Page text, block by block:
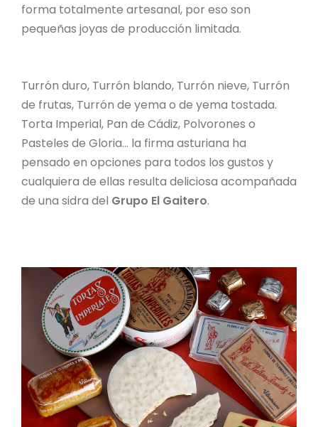
forma totalmente artesanal, por eso son
pequeñas joyas de producción limitada.
Turrón duro, Turrón blando, Turrón nieve, Turrón
de frutas, Turrón de yema o de yema tostada.
Torta Imperial, Pan de Cádiz, Polvorones o
Pasteles de Gloria... la firma asturiana ha
pensado en opciones para todos los gustos y
cualquiera de ellas resulta deliciosa acompañada
de una sidra del Grupo El Gaitero.